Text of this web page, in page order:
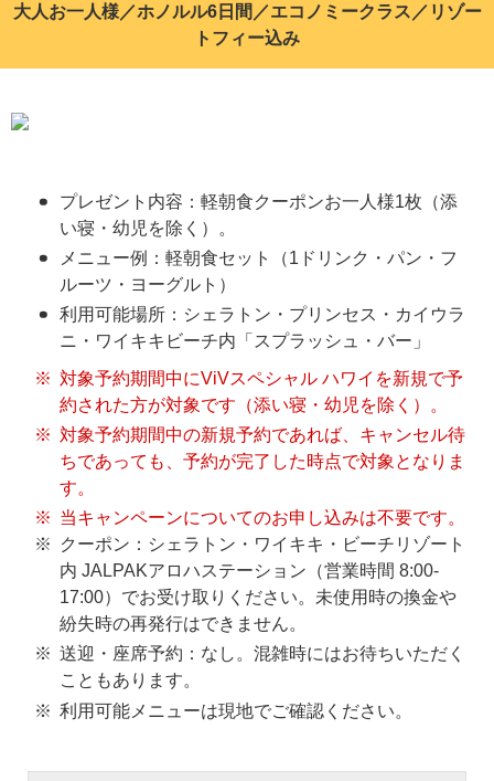
大人お一人様／ホノルル6日間／エコノミークラス／リゾー
トフィー込み
プレゼント内容：軽朝食クーポンお一人様1枚（添
い寝・幼児を除く）。
メニュー例：軽朝食セット（1ドリンク・パン・フ
ルーツ・ヨーグルト）
利用可能場所：シェラトン・プリンセス・カイウラ
ニ・ワイキキビーチ内「スプラッシュ・バー」
対象予約期間中にViVスペシャル ハワイを新規で予
約された方が対象です（添い寝・幼児を除く）。
対象予約期間中の新規予約であれば、キャンセル待
ちであっても、予約が完了した時点で対象となりま
す。
当キャンペーンについてのお申し込みは不要です。
クーポン：シェラトン・ワイキキ・ビーチリゾート
内 JALPAKアロハステーション（営業時間 8:00-
17:00）でお受け取りください。未使用時の換金や
紛失時の再発行はできません。
送迎・座席予約：なし。混雑時にはお待ちいただく
こともあります。
利用可能メニューは現地でご確認ください。